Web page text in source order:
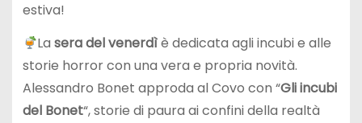
estiva!
Lasera del venerdìè dedicata agli incubi e alle
storie horror con una vera e propria novità.
Alessandro Bonet approda al Covo con “Gli incubi
del Bonet“, storie di paura ai confini della realtà